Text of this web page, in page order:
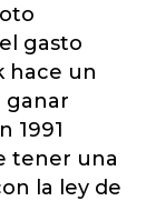
gasto
hace un
ganar
1991
tener una
la ley de